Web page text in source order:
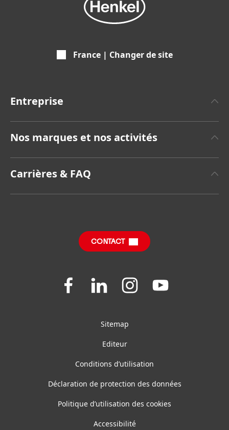
France | Changer de site
Entreprise
Rapports annuels(8,42 MB)
Sustainable Impact Report(Anglais)
Nos marques et nos activités
Fiches produits relatives aux qualités et
caractéristiques environnementales
Carrières & FAQ
CONTACT
Join
Join
on
Join
on
Join
on
Sitemap
Editeur
Conditions d’utilisation
Déclaration de protection des données
Politique d’utilisation des cookies
Accessibilité